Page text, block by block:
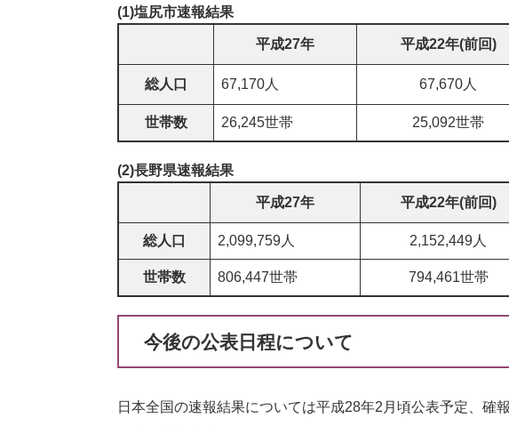
(1)塩尻市速報結果
平成27年 平成22年(前回)
総人口 67,170人 67,670人
世帯数 26,245世帯 25,092世帯
(2)長野県速報結果
平成27年 平成22年(前回)
総人口 2,099,759人 2,152,449人
世帯数 806,447世帯 794,461世帯
今後の公表日程について
日本全国の速報結果については平成28年2月頃公表予定、確